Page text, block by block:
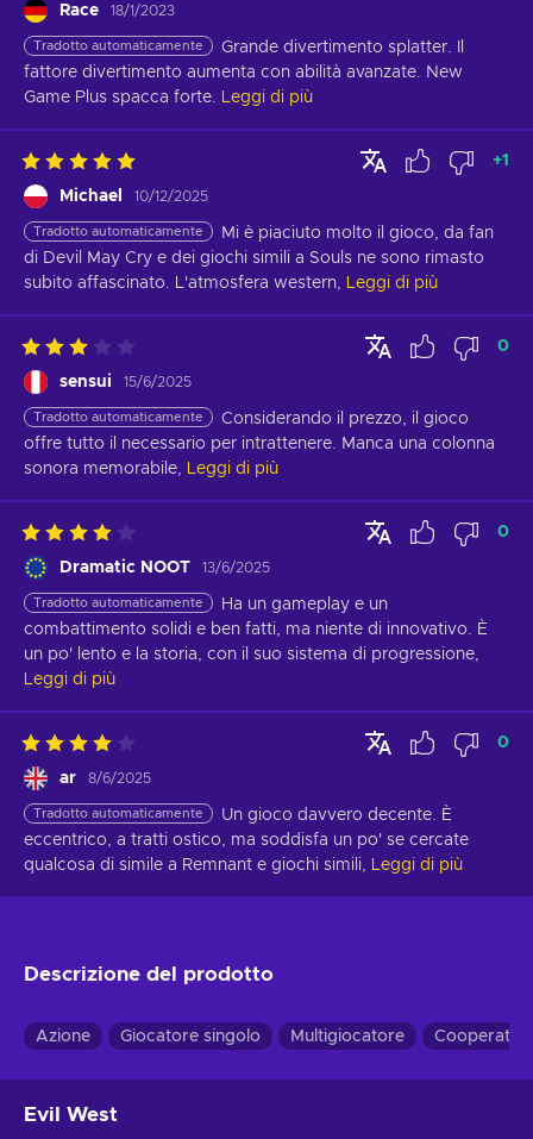
Race 18/1/2023
Tradotto automaticamente
Grande divertimento splatter. Il
fattore divertimento aumenta con abilità avanzate. New
Game Plus spacca forte.
Leggi di più
Michael 10/12/2025
+1
Tradotto automaticamente
Mi è piaciuto molto il gioco, da fan
di Devil May Cry e dei giochi simili a Souls ne sono rimasto
subito affascinato. L'atmosfera western,
Leggi di più
sensui 15/6/2025
0
Tradotto automaticamente
Considerando il prezzo, il gioco
offre tutto il necessario per intrattenere. Manca una colonna
sonora memorabile,
Leggi di più
Dramatic NOOT 13/6/2025
0
Tradotto automaticamente
Ha un gameplay e un
combattimento solidi e ben fatti, ma niente di innovativo. È
un po' lento e la storia, con il suo sistema di progressione,
Leggi di più
ar 8/6/2025
0
Tradotto automaticamente
Un gioco davvero decente. È
eccentrico, a tratti ostico, ma soddisfa un po' se cercate
qualcosa di simile a Remnant e giochi simili,
Leggi di più
Descrizione del prodotto
Azione Giocatore singolo Multigiocatore Cooperativa
Evil West